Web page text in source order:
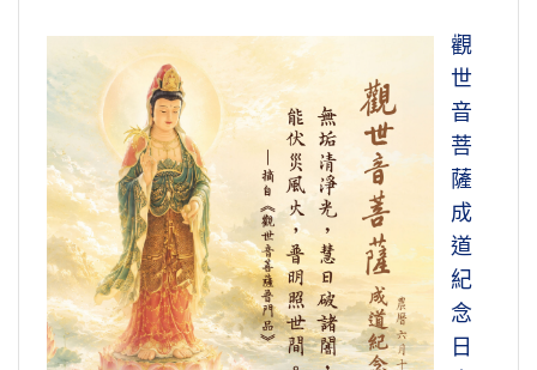
觀
世
音
菩
薩
成
道
紀
念
日